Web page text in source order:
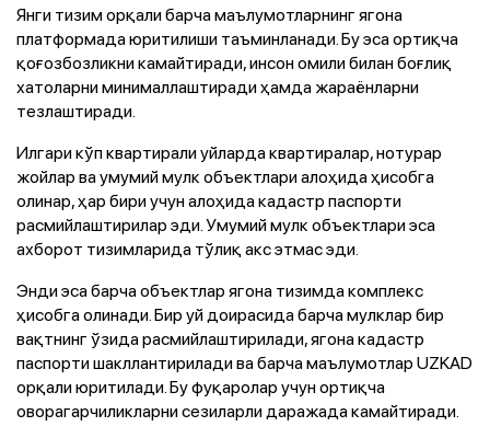
Янги тизим орқали барча маълумотларнинг ягона
платформада юритилиши таъминланади. Бу эса ортиқча
қоғозбозликни камайтиради, инсон омили билан боғлиқ
хатоларни минималлаштиради ҳамда жараёнларни
тезлаштиради.
Илгари кўп квартирали уйларда квартиралар, нотурар
жойлар ва умумий мулк объектлари алоҳида ҳисобга
олинар, ҳар бири учун алоҳида кадастр паспорти
расмийлаштирилар эди. Умумий мулк объектлари эса
ахборот тизимларида тўлиқ акс этмас эди.
Энди эса барча объектлар ягона тизимда комплекс
ҳисобга олинади. Бир уй доирасида барча мулклар бир
вақтнинг ўзида расмийлаштирилади, ягона кадастр
паспорти шакллантирилади ва барча маълумотлар UZKAD
орқали юритилади. Бу фуқаролар учун ортиқча
оворагарчиликларни сезиларли даражада камайтиради.